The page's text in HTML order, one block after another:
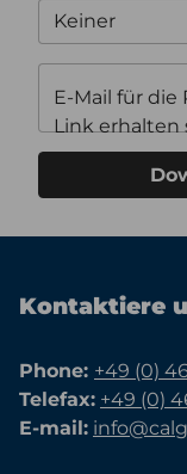
Keiner
E-Mail für die
Link erhalten
Kontaktiere
Phone: +49 (0)
Telefax: +49 (0)
E-mail: